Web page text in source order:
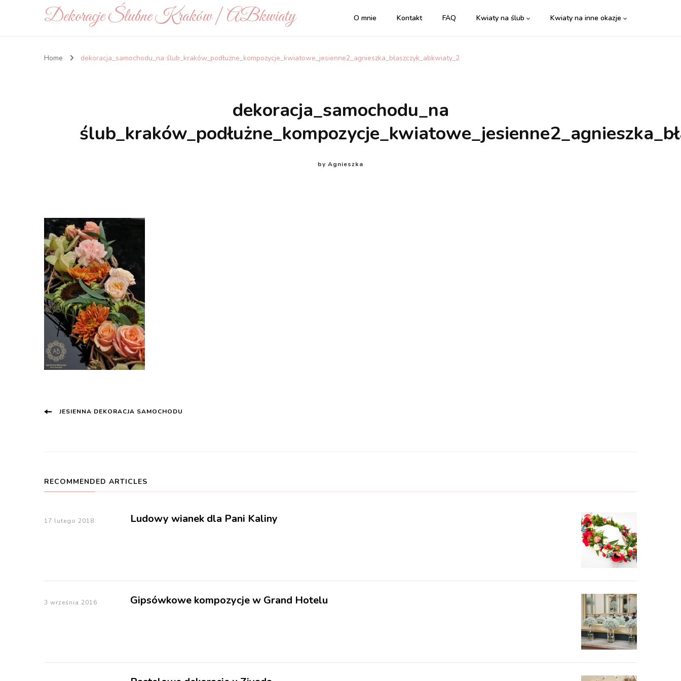
Dekoracje Ślubne Kraków | ABkwiaty O mnie Kontakt FAQ Kwiaty na ślub Kwiaty na inne okazje
Home dekoracja_samochodu_na ślub_kraków_podłużne_kompozycje_kwiatowe_jesienne2_agnieszka_błaszczyk_abkwiaty_2
dekoracja_samochodu_na
by Agnieszka
Post
JESIENNA DEKORACJA SAMOCHODU
RECOMMENDED ARTICLES
17 lutego 2018 Ludowy wianek dla Pani Kaliny
3 września 2016 Gipsówkowe kompozycje w Grand Hotelu